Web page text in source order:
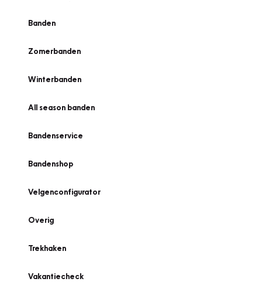
Banden
Zomerbanden
Winterbanden
All season banden
Bandenservice
Bandenshop
Velgenconfigurator
Overig
Trekhaken
Vakantiecheck